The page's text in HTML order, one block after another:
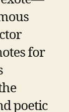
for
poetic